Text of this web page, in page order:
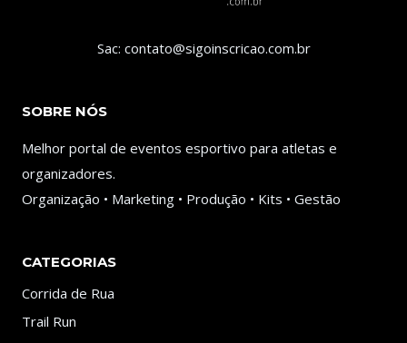
Sac: contato@sigoinscricao.com.br
SOBRE NÓS
Melhor portal de eventos esportivo para atletas e
organizadores.
Organização • Marketing • Produção • Kits • Gestão
CATEGORIAS
Corrida de Rua
Trail Run